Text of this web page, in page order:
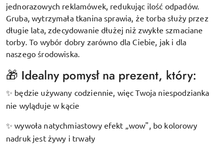
jednorazowych reklamówek, redukując ilość odpadów.
Gruba, wytrzymała tkanina sprawia, że torba służy przez
długie lata, zdecydowanie dłużej niż zwykłe szmaciane
torby. To wybór dobry zarówno dla Ciebie, jak i dla
naszego środowiska.
🎁 Idealny pomysł na prezent, który:
✨ będzie używany codziennie, więc Twoja niespodzianka
nie wyląduje w kącie
✨ wywoła natychmiastowy efekt „wow", bo kolorowy
nadruk jest żywy i trwały